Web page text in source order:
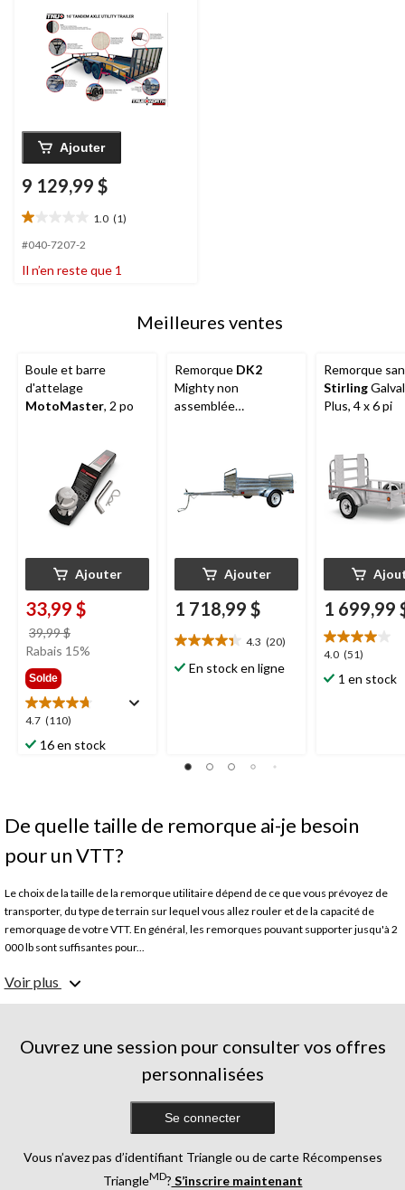
Ajouter
9 129,99 $
1.0 (1)
1.0
étoile(s)
5.
#040-7207-2
Il n’en reste que 1
Meilleures ventes
Boule et barre
d'attelage
MotoMaster, 2 po
Ajouter
33,99 $
39,99 $
était
Rabais 15%
Solde
4.7 (110)
4.7
étoile(s)
sur
16 en stock
Remorque DK2
Mighty non
assemblée
Ajouter
1 718,99 $
4.3 (20)
4.4
étoile(s)
En stock en ligne
Remorque
Stirling
Plus, 4 x 6 pi
1 699,99
4.0 (51)
4.0
étoile(s)
sur
1 en stock
De quelle taille de remorque ai-je besoin
pour un VTT?
Le choix de la taille de la remorque utilitaire dépend de ce que vous prévoyez de
transporter, du type de terrain sur lequel vous allez rouler et de la capacité de
remorquage de votre VTT. En général, les remorques pouvant supporter jusqu'à 2
000 lb sont suffisantes pour...
une remorque dans votre magasin Canadian Tire le plus proche, en magasin ou en
ligne. Il se peut que certains articles ne soient pas offerts pour la livraison à
confirmer si un article est admissible à la livraison, vérifiez la présence de l'icône "
Livraison à domicile " sur la page de l'article. Pour les articles volumineux, comme
les remorques, on communiquera avec pour prendre un rendez-vous de
Voir plus
Ouvrez une session pour consulter vos offres
personnalisées
Se connecter
Vous n’avez pas d’identifiant Triangle ou de carte Récompenses
TriangleMD? S’inscrire maintenant